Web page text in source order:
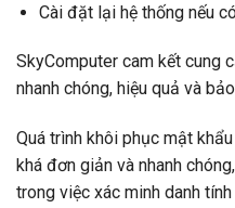
Cài đặt lại hệ thống nếu
SkyComputer cam kết cung
nhanh chóng, hiệu quả và
Quá trình khôi phục mật
khá đơn giản và nhanh
trong việc xác minh danh